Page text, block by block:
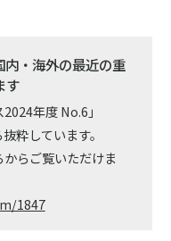
内・海外の最近の重
す
年度 No.6」
粋しています。
らご覧いただけま
1847